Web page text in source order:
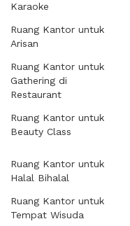
Karaoke
Ruang Kantor untuk
Arisan
Ruang Kantor untuk
Gathering di
Restaurant
Ruang Kantor untuk
Beauty Class
Ruang Kantor untuk
Halal Bihalal
Ruang Kantor untuk
Tempat Wisuda